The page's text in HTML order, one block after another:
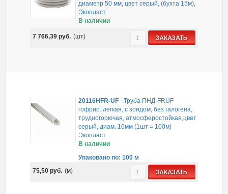
диаметр 50 мм, цвет серый, (бухта 15м),
Экопласт
В наличии
7 766,39руб. (шт) ЗАКАЗАТЬ
20116HFR-UF -Труба ПНД-FRUF
гофрир. легкая, с зондом, без галогена,
трудногорючая, атмосферостойкая,цвет
серый, диам. 16мм (1шт = 100м)
Экопласт
В наличии
Упаковано по: 100 м
75,50руб. (м) ЗАКАЗАТЬ